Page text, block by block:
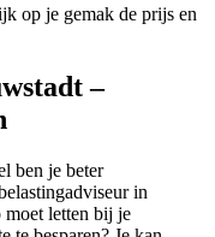
op je gemak de prijs en
–
ben je beter
in
moet letten bij je